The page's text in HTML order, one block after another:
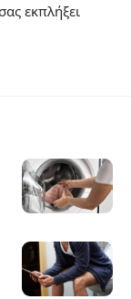
εκπλήξει